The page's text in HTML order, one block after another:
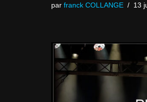
par franck COLLANGE 13